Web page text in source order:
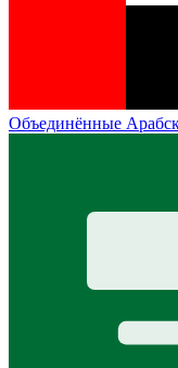
Объединённые